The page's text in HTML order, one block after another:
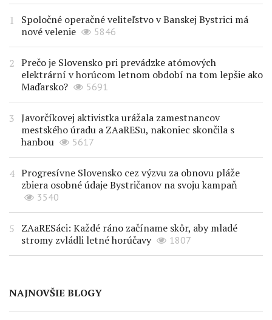
Spoločné operačné veliteľstvo v Banskej Bystrici má
nové velenie
5846
Prečo je Slovensko pri prevádzke atómových
elektrární v horúcom letnom období na tom lepšie ako
Maďarsko?
5691
Javorčíkovej aktivistka urážala zamestnancov
mestského úradu a ZAaRESu, nakoniec skončila s
hanbou
5617
Progresívne Slovensko cez výzvu za obnovu pláže
zbiera osobné údaje Bystričanov na svoju kampaň
3540
ZAaRESáci: Každé ráno začíname skôr, aby mladé
stromy zvládli letné horúčavy
1807
NAJNOVŠIE BLOGY